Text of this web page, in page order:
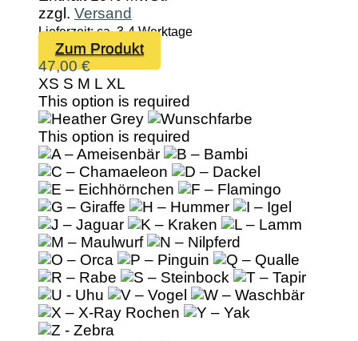
zzgl. Versand
Lieferzeit: ca. 3-4 Werktage
Zum Produkt
Produkt
mehrere
Varianten
auf.
Die
Optionen
können
auf
der
Produktseite
gewählt
werden
47,00€
XS S M L XL
This option is required
This option is required